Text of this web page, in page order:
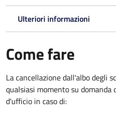
Ulteriori informazioni
Come fare
La cancellazione dall'albo degli
qualsiasi momento su
d'ufficio in caso di: